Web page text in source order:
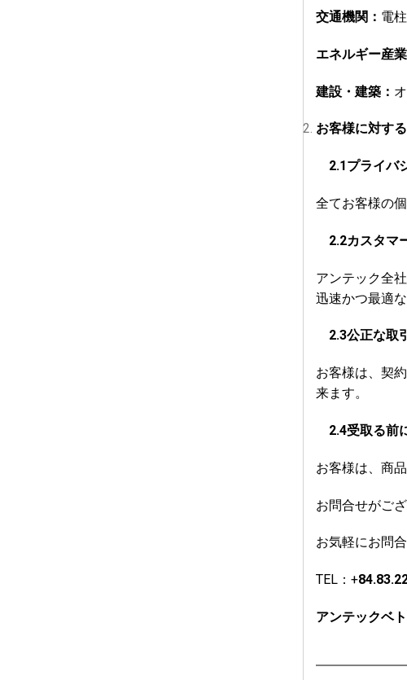
交通機関： 電
エネルギー産業
建設・建築：
お客様に対す
2.1 プライバ
全てお客様の
2.2カスタマ
アンテック全
迅速かつ最適
2.3公正な取引
お客様は、契
来ます。
2.4受取る前
お客様は、商
お問合せがご
お気軽にお問
TEL：+
アンテックベ